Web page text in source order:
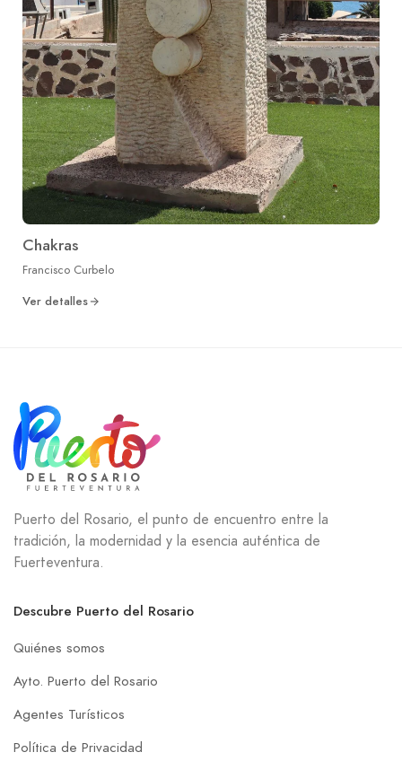
Chakras
Francisco Curbelo
Ver detalles
Puerto del Rosario, el punto de encuentro entre la
tradición, la modernidad y la esencia auténtica de
Fuerteventura.
Descubre Puerto del Rosario
Quiénes somos
Ayto. Puerto del Rosario
Agentes Turísticos
Política de Privacidad